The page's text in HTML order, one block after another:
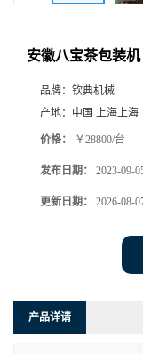
安徽八宝茶包装
品牌： 钦典机械
产地： 中国 上海上海
价格： ￥28800/台
发布日期： 2023-09-
更新日期： 2026-08-
产品详请